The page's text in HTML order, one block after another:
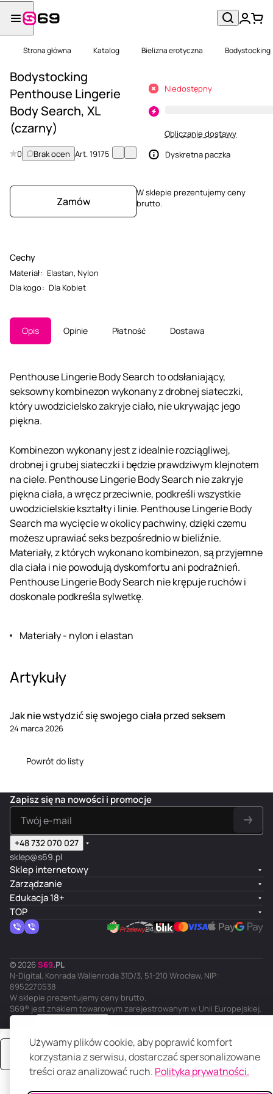
Używamy plików cookie, aby poprawić komfort
korzystania z serwisu, dostarczać spersonalizowane
treści oraz analizować ruch. Polityka prywatności.
Strona główna Katalog Bielizna erotyczna Bodystocking
Bodystocking
Penthouse Lingerie
Body Search, XL
(czarny)
0 Brak ocen Art.19175
Zamów
Cechy
Materiał: Elastan, Nylon
Dla kogo: Dla Kobiet
Niedostępny
Obliczanie dostawy
Dyskretna paczka
W sklepie prezentujemy ceny
brutto.
Opis Opinie Płatność Dostawa
Penthouse Lingerie Body Search to odsłaniający,
seksowny kombinezon wykonany z drobnej siateczki,
który uwodzicielsko zakryje ciało, nie ukrywając jego
piękna.
Kombinezon wykonany jest z idealnie rozciągliwej,
drobnej i grubej siateczki i będzie prawdziwym klejnotem
na ciele. Penthouse Lingerie Body Search nie zakryje
piękna ciała, a wręcz przeciwnie, podkreśli wszystkie
uwodzicielskie kształty i linie. Penthouse Lingerie Body
Search ma wycięcie w okolicy pachwiny, dzięki czemu
możesz uprawiać seks bezpośrednio w bieliźnie.
Materiały, z których wykonano kombinezon, są przyjemne
dla ciała i nie powodują dyskomfortu ani podrażnień.
Penthouse Lingerie Body Search nie krępuje ruchów i
doskonale podkreśla sylwetkę.
Materiały - nylon i elastan
Artykuły
Jak nie wstydzić się swojego ciała przed seksem
24 marca 2026
Powrót do listy
Zamów
Zapisz się na nowości i promocje
+48 732 070 027
sklep@s69.pl
Sklep internetowy
Zarządzanie
Edukacja 18+
TOP
© 2026 S69.PL
N-Digital, Konrada Wallenroda 31D/3, 51-210 Wrocław, NIP:
8952270538
W sklepie prezentujemy ceny brutto.
S69® jest znakiem towarowym zarejestrowanym w Unii Europejskiej.